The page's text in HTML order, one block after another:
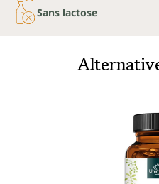
Sans lactose